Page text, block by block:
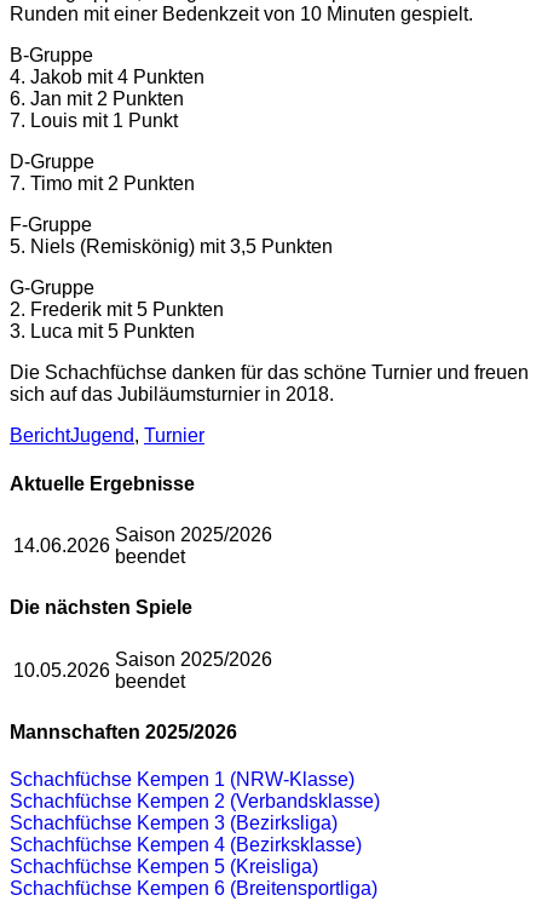
Runden mit einer Bedenkzeit von 10 Minuten gespielt.
B-Gruppe
4. Jakob mit 4 Punkten
6. Jan mit 2 Punkten
7. Louis mit 1 Punkt
D-Gruppe
7. Timo mit 2 Punkten
F-Gruppe
5. Niels (Remiskönig) mit 3,5 Punkten
G-Gruppe
2. Frederik mit 5 Punkten
3. Luca mit 5 Punkten
Die Schachfüchse danken für das schöne Turnier und freuen
sich auf das Jubiläumsturnier in 2018.
Kategorien
BerichtSchlagworte
Jugend, Turnier
Aktuelle Ergebnisse
14.06.2026
Saison 2025/2026
beendet
Die nächsten Spiele
10.05.2026
Saison 2025/2026
beendet
Mannschaften 2025/2026
Schachfüchse Kempen 1 (NRW-Klasse)
Schachfüchse Kempen 2 (Verbandsklasse)
Schachfüchse Kempen 3 (Bezirksliga)
Schachfüchse Kempen 4 (Bezirksklasse)
Schachfüchse Kempen 5 (Kreisliga)
Schachfüchse Kempen 6 (Breitensportliga)